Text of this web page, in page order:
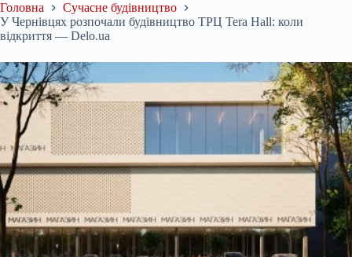
Головна
Сучасне будівництво
У Чернівцях розпочали будівництво ТРЦ Tera Hall: коли
відкриття — Delo.ua